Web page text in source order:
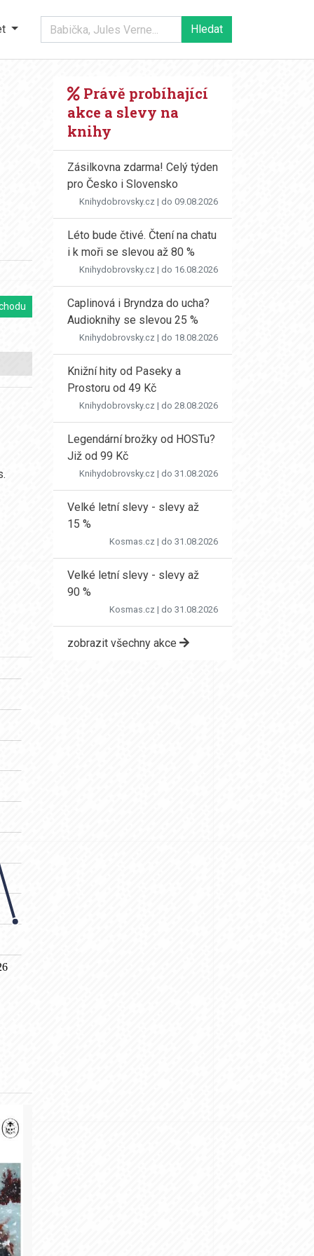
Právě probíhající
akce a slevy na
knihy
Zásilkovna zdarma! Celý týden
pro Česko i Slovensko
Knihydobrovsky.cz | do 09.08.2026
Léto bude čtivé. Čtení na chatu
i k moři se slevou až 80 %
Knihydobrovsky.cz | do 16.08.2026
Caplinová i Bryndza do ucha?
Audioknihy se slevou 25 %
Knihydobrovsky.cz | do 18.08.2026
Knižní hity od Paseky a
Prostoru od 49 Kč
Knihydobrovsky.cz | do 28.08.2026
Legendární brožky od HOSTu?
Již od 99 Kč
Knihydobrovsky.cz | do 31.08.2026
Velké letní slevy - slevy až
15 %
Kosmas.cz | do 31.08.2026
Velké letní slevy - slevy až
90 %
Kosmas.cz | do 31.08.2026
zobrazit všechny akce